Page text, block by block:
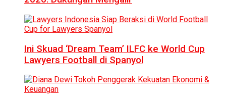
Ini Skuad ‘Dream Team’ ILFC ke World Cup
Lawyers Football di Spanyol